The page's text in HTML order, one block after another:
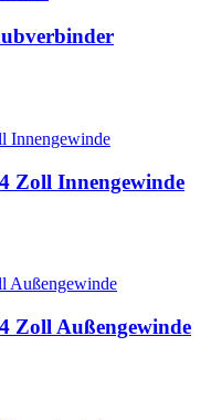
Zoll Innengewinde
Zoll Außengewinde